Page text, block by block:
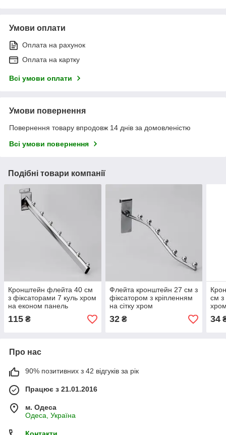
Умови оплати
Оплата на рахунок
Оплата на картку
Всі умови оплати
Умови повернення
Повернення товару впродовж 14 днів за домовленістю
Всі умови повернення
Подібні товари компанії
Кронштейн флейта 40 см
з фіксаторами 7 куль хром
на економ панель
115 ₴
Флейта кронштейн 27 см з
фіксатором з кріпленням
на сітку хром
32₴
см з
стіну
34
Про нас
90% позитивних з 42 відгуків за рік
Працює з 21.01.2016
м. Одеса
Одеса, Україна